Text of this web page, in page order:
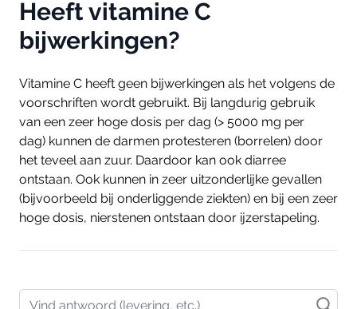
Heeft vitamine C
bijwerkingen?
Vitamine C heeft geen bijwerkingen als het volgens de
voorschriften wordt gebruikt. Bij langdurig gebruik
van een zeer hoge dosis per dag (> 5000 mg per
dag) kunnen de darmen protesteren (borrelen) door
het teveel aan zuur. Daardoor kan ook diarree
ontstaan. Ook kunnen in zeer uitzonderlijke gevallen
(bijvoorbeeld bij onderliggende ziekten) en bij een zeer
hoge dosis, nierstenen ontstaan door ijzerstapeling.
Vind antwoord (levering, etc.)